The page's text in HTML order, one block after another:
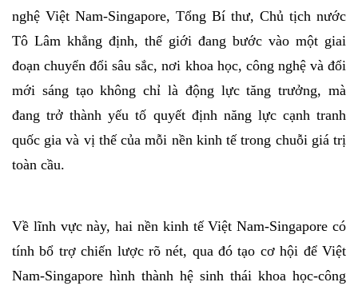
nghệ Việt Nam-Singapore, Tổng Bí thư, Chủ tịch nước
Tô Lâm khẳng định, thế giới đang bước vào một giai
đoạn chuyển đổi sâu sắc, nơi khoa học, công nghệ và đổi
mới sáng tạo không chỉ là động lực tăng trưởng, mà
đang trở thành yếu tố quyết định năng lực cạnh tranh
quốc gia và vị thế của mỗi nền kinh tế trong chuỗi giá trị
toàn cầu.
Về lĩnh vực này, hai nền kinh tế Việt Nam-Singapore có
tính bổ trợ chiến lược rõ nét, qua đó tạo cơ hội để Việt
Nam-Singapore hình thành hệ sinh thái khoa học-công